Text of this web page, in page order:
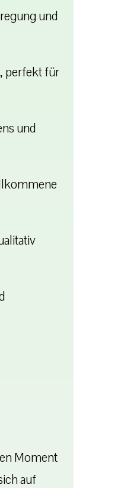
und
perfekt für
und
Moment
auf